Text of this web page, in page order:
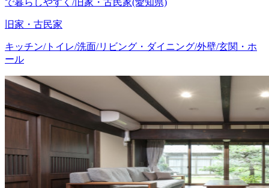
旧家・古民家
キッチン/トイレ/洗面/リビング・ダイニング/外壁/玄関・ホ
ール